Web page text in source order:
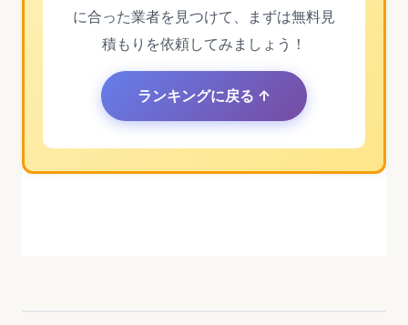
に合った業者を見つけて、まずは無料見
積もりを依頼してみましょう！
ランキングに戻る ↑